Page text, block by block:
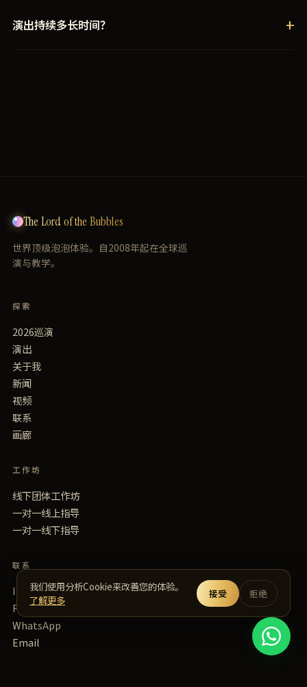
当然适合。Javier的演出专为所有年龄段的观众设计，从
演出持续多长时间？
The Lord of the Bubbles
世界顶级泡泡体验。自2008年起在全球巡
演与教学。
探索
2026巡演
演出
关于我
新闻
视频
联系
画廊
工作坊
线下团体工作坊
一对一线上指导
一对一线下指导
联系
Instagram
Facebook
WhatsApp
Email
我们使用分析Cookie来改善您的体验。
了解更多
接受 拒绝